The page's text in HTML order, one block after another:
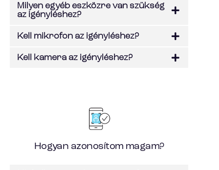
Milyen egyéb eszközre van szükség
az igényléshez?
Kell mikrofon az igényléshez?
Kell kamera az igényléshez?
Hogyan azonosítom magam?